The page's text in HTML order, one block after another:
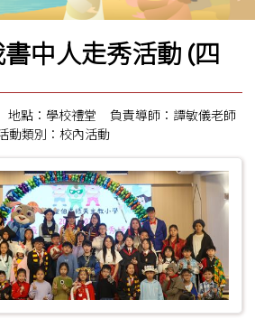
地點：學校禮堂
負責導師：譚敏儀老師
動類別：校內活動